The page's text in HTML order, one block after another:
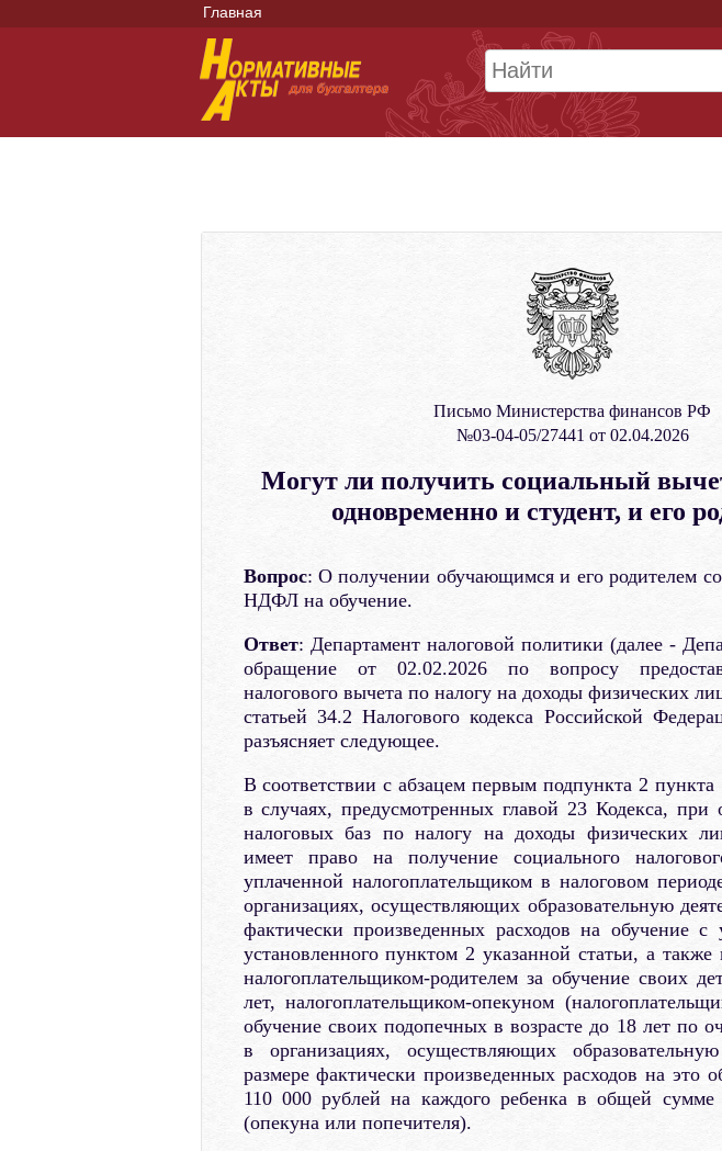
Главная
Письмо Министерства финансов РФ
№03-04-05/27441 от 02.04.2026
Могут ли получить социальный
одновременно и студент, и его
Вопрос: О получении обучающимся и его родителем
НДФЛ на обучение.
Ответ: Департамент налоговой политики (далее -
обращение от 02.02.2026 по вопросу
налогового вычета по налогу на доходы физических
статьей 34.2 Налогового кодекса Российской
разъясняет следующее.
В соответствии с абзацем первым подпункта 2 пункта
в случаях, предусмотренных главой 23 Кодекса, при
налоговых баз по налогу на доходы физических
имеет право на получение социального
уплаченной налогоплательщиком в налоговом
организациях, осуществляющих образовательную
фактически произведенных расходов на обучение с
установленного пунктом 2 указанной статьи, а
налогоплательщиком-родителем за обучение своих
лет, налогоплательщиком-опекуном
обучение своих подопечных в возрасте до 18 лет по
в организациях, осуществляющих
размере фактически произведенных расходов на это
110 000 рублей на каждого ребенка в общей сумме
(опекуна или попечителя).